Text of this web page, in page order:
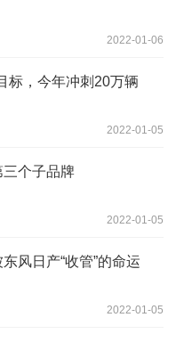
2022-01-06
标，今年冲刺20万辆
2022-01-05
个子品牌
2022-01-05
风日产“收管”的命运
2022-01-05